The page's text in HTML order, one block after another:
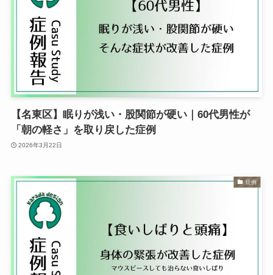
【名東区】眠りが浅い・股関節が硬い｜60代男性が
「朝の軽さ」を取り戻した症例
2026年3月22日
症例